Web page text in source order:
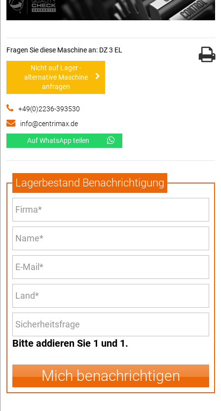
Fragen Sie diese Maschine an: DZ 3 EL
Nicht auf Lager -
alternative Maschine
anfragen
+49(0)2236-393530
info@centrimax.de
Auf WhatsApp teilen
Lagerbestand Benachrichtigung
Bitte addieren Sie 1 und 1.
Mich benachrichtigen